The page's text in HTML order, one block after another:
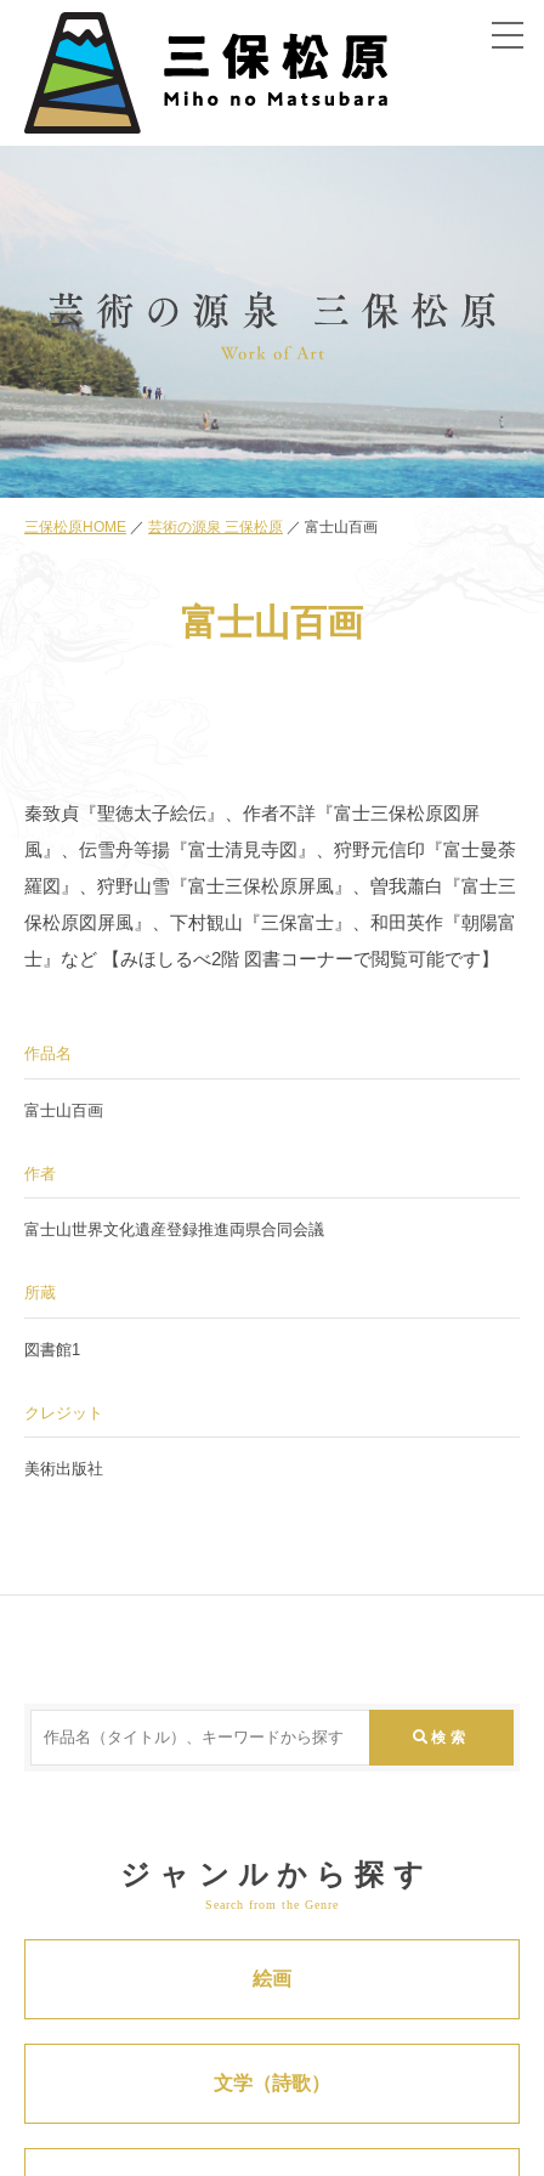
menu
三保松原HOME 芸術の源泉 三保松原 富士山百画
富士山百画
秦致貞『聖徳太子絵伝』、作者不詳『富士三保松原図屏
風』、伝雪舟等揚『富士清見寺図』、狩野元信印『富士曼荼
羅図』、狩野山雪『富士三保松原屏風』、曽我蕭白『富士三
保松原図屏風』、下村観山『三保富士』、和田英作『朝陽富
士』など 【みほしるべ2階 図書コーナーで閲覧可能です】
作品名
富士山百画
作者
富士山世界文化遺産登録推進両県合同会議
所蔵
図書館1
クレジット
美術出版社
ジャンルから探す
Search from the Genre
絵画
文学（詩歌）